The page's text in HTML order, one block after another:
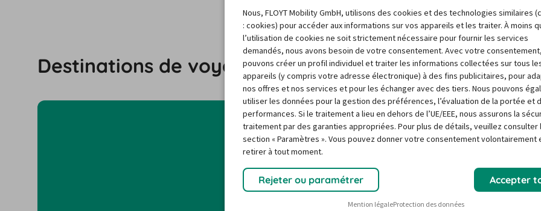
Vers le centre d’assistance
Destinations de voyage populaires
Nous, FLOYT Mobility GmbH, utilisons des cookies et des technologies similaires
: cookies) pour accéder aux informations sur vos appareils et les traiter. À moins
l’utilisation de cookies ne soit strictement nécessaire pour fournir les services
demandés, nous avons besoin de votre consentement. Avec votre
pouvons créer un profil individuel et traiter les informations collectées sur tous
appareils (y compris votre adresse électronique) à des fins publicitaires, pour
nos offres et nos services et pour les échanger avec des tiers. Nous pouvons
utiliser les données pour la gestion des préférences, l’évaluation de la portée et
performances. Si le traitement a lieu en dehors de l’UE/EEE, nous assurons la
traitement par des garanties appropriées. Pour plus de détails, veuillez consulter
section « Paramètres ». Vous pouvez donner votre consentement volontairement
retirer à tout moment.
Rejeter ou paramétrer Accepter
Mention légaleProtection des données